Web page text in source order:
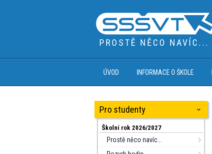
PROSTĚ NĚCO NAVÍC...
ÚVOD INFORMACE O ŠKOLE
Pro studenty
Školní rok 2026/2027
Prostě něco navíc...